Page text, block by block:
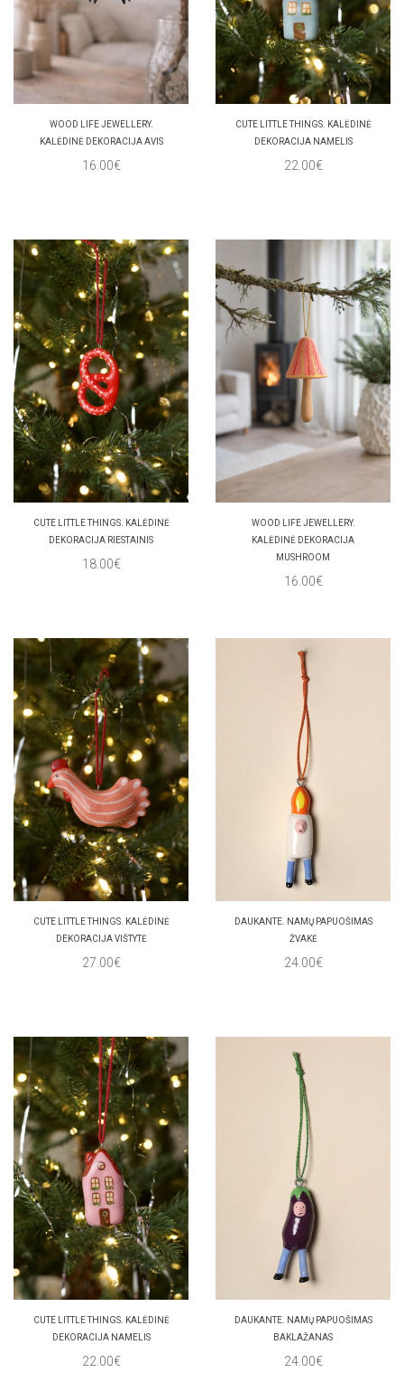
WOOD LIFE JEWELLERY.
KALĖDINĖ DEKORACIJA AVIS
16.00€
CUTE LITTLE THINGS. KALĖDINĖ
DEKORACIJA NAMELIS
22.00€
CUTE LITTLE THINGS. KALĖDINĖ
DEKORACIJA RIESTAINIS
18.00€
WOOD LIFE JEWELLERY.
KALĖDINĖ DEKORACIJA
MUSHROOM
16.00€
CUTE LITTLE THINGS. KALĖDINĖ
DEKORACIJA VIŠTYTĖ
27.00€
DAUKANTE. NAMŲ PAPUOŠIMAS
ŽVAKĖ
24.00€
CUTE LITTLE THINGS. KALĖDINĖ
DEKORACIJA NAMELIS
22.00€
DAUKANTE. NAMŲ PAPUOŠIMAS
BAKLAŽANAS
24.00€